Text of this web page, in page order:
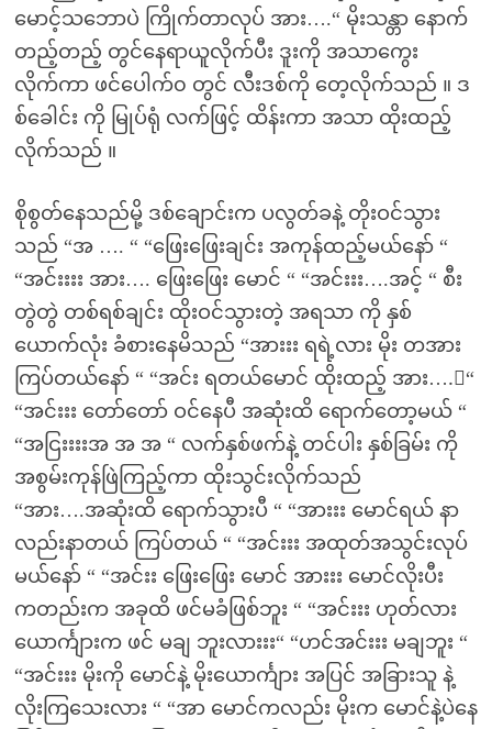
မောင့်သဘောပဲ ကြိုက်တာလုပ် အား….“ မိုးသန္တာ နောက်
တည့်တည့် တွင်နေရာယူလိုက်ပီး ဒူးကို အသာကွေး
လိုက်ကာ ဖင်ပေါက်၀ တွင် လီးဒစ်ကို တေ့လိုက်သည် ။ ဒ
စ်ခေါင်း ကို မြုပ်ရုံ လက်ဖြင့် ထိန်းကာ အသာ ထိုးထည့်
လိုက်သည် ။
စိုစွတ်နေသည်မို့ ဒစ်ချောင်းက ပလွတ်ခနဲ့ တိုးဝင်သွား
သည် “အ …. “ “ဖြေးဖြေးချင်း အကုန်ထည့်မယ်နော် “
“အင်းးးး အား…. ဖြေးဖြေး မောင် “ “အင်းးး….အင့် “ စီး
တွဲတွဲ တစ်ရစ်ချင်း ထိုးဝင်သွားတဲ့ အရသာ ကို နှစ်
ယောက်လုံး ခံစားနေမိသည် “အားးး ရရဲ့လား မိုး တအား
ကြပ်တယ်နော် “ “အင်း ရတယ်မောင် ထိုးထည့် အား….း“
“အင်းးး တော်တော် ဝင်နေပီ အဆုံးထိ ရောက်တော့မယ် “
“အငြးးးးအ အ အ “ လက်နှစ်ဖက်နဲ့ တင်ပါး နှစ်ခြမ်း ကို
အစွမ်းကုန်ဖြဲကြည့်ကာ ထိုးသွင်းလိုက်သည်
“အား….အဆုံးထိ ရောက်သွားပီ “ “အားးး မောင်ရယ် နာ
လည်းနာတယ် ကြပ်တယ် “ “အင်းးး အထုတ်အသွင်းလုပ်
မယ်နော် “ “အင်းး ဖြေးဖြေး မောင် အားးး မောင်လိုးပီး
ကတည်းက အခုထိ ဖင်မခံဖြစ်ဘူး “ “အင်းးး ဟုတ်လား
ယောင်္ကျားက ဖင် မချ ဘူးလားးး“ “ဟင်အင်းးး မချဘူး “
“အင်းးး မိုးကို မောင်နဲ့ မိုးယောင်္ကျား အပြင် အခြားသူ နဲ့
လိုးကြသေးလား “ “အာ မောင်ကလည်း မိုးက မောင်နဲ့ပဲနေ